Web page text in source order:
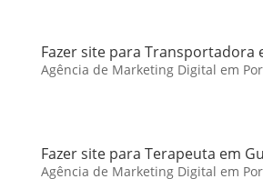
Fazer site para Transportadora
Agência de Marketing Digital em
Fazer site para Terapeuta em
Agência de Marketing Digital em